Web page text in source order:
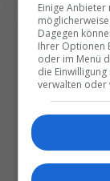
Täglich
Einige
Dagegen
Ihrer Optionen
oder im Menü
die
verwalten oder